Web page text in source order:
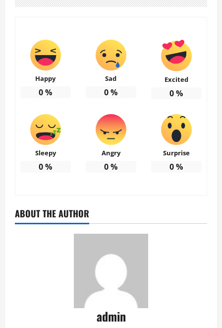
Happy
0%
Sad
0%
Excited
0%
Sleepy
0%
Angry
0%
Surprise
0%
ABOUT THE AUTHOR
admin